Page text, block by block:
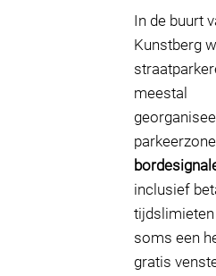
In de buurt
Kunstberg
meestal
inclusief
tijdslimieten
soms een
gratis